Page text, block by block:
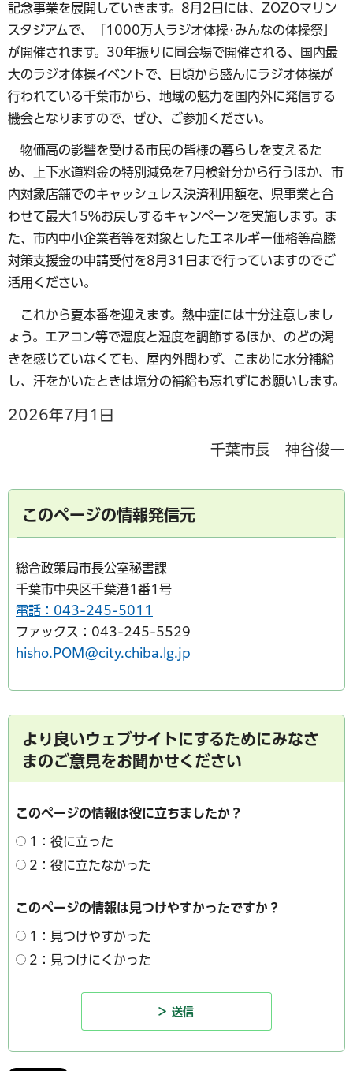
記念事業を展開していきます。8月2日には、ZOZOマリン
スタジアムで、「1000万人ラジオ体操･みんなの体操祭」
が開催されます。30年振りに同会場で開催される、国内最
大のラジオ体操イベントで、日頃から盛んにラジオ体操が
行われている千葉市から、地域の魅力を国内外に発信する
機会となりますので、ぜひ、ご参加ください。
物価高の影響を受ける市民の皆様の暮らしを支えるた
め、上下水道料金の特別減免を7月検針分から行うほか、市
内対象店舗でのキャッシュレス決済利用額を、県事業と合
わせて最大15％お戻しするキャンペーンを実施します。ま
た、市内中小企業者等を対象としたエネルギー価格等高騰
対策支援金の申請受付を8月31日まで行っていますのでご
活用ください。
これから夏本番を迎えます。熱中症には十分注意しまし
ょう。エアコン等で温度と湿度を調節するほか、のどの渇
きを感じていなくても、屋内外問わず、こまめに水分補給
し、汗をかいたときは塩分の補給も忘れずにお願いします。
2026年7月1日
千葉市長 神谷俊一
このページの情報発信元
総合政策局市長公室秘書課
千葉市中央区千葉港1番1号
電話：043-245-5011
ファックス：043-245-5529
hisho.POM@city.chiba.lg.jp
より良いウェブサイトにするためにみなさ
まのご意見をお聞かせください
このページの情報は役に立ちましたか？
1：役に立った
2：役に立たなかった
このページの情報は見つけやすかったですか？
1：見つけやすかった
2：見つけにくかった